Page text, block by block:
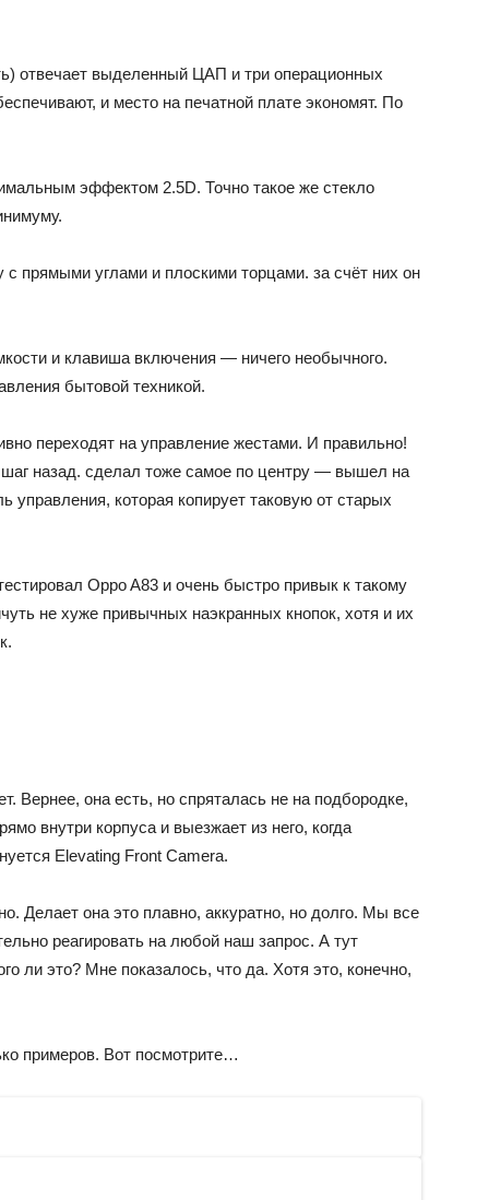
отвечает выделенный ЦАП и три операционных
и место на печатной плате экономят. По
эффектом 2.5D. Точно такое же стекло
прямыми углами и плоскими торцами. за счёт них он
и клавиша включения — ничего необычного.
бытовой техникой.
переходят на управление жестами. И правильно!
назад. сделал тоже самое по центру — вышел на
которая копирует таковую от старых
Oppo A83 и очень быстро привык к такому
не хуже привычных наэкранных кнопок, хотя и их
Вернее, она есть, но спряталась не на подбородке,
внутри корпуса и выезжает из него, когда
Elevating Front Camera.
Делает она это плавно, аккуратно, но долго. Мы все
реагировать на любой наш запрос. А тут
ли это? Мне показалось, что да. Хотя это, конечно,
примеров. Вот посмотрите…